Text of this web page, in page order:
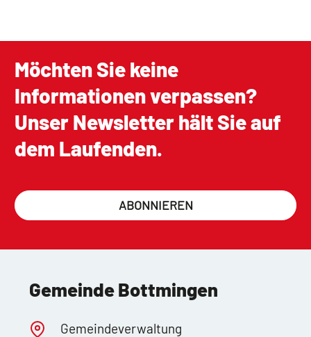
Möchten Sie keine
Informationen verpassen?
Unser Newsletter hält Sie auf
dem Laufenden.
ABONNIEREN
Gemeinde Bottmingen
Gemeindeverwaltung